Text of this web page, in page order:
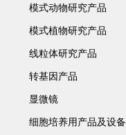
模式动物研究产品
模式植物研究产品
线粒体研究产品
转基因产品
显微镜
细胞培养用产品及设备